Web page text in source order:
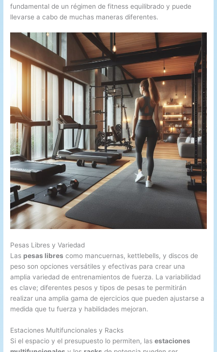
fundamental de un régimen de fitness equilibrado y puede
llevarse a cabo de muchas maneras diferentes.
Pesas Libres y Variedad
Las pesas libres como mancuernas, kettlebells, y discos de
peso son opciones versátiles y efectivas para crear una
amplia variedad de entrenamientos de fuerza. La variabilidad
es clave; diferentes pesos y tipos de pesas te permitirán
realizar una amplia gama de ejercicios que pueden ajustarse a
medida que tu fuerza y habilidades mejoran.
Estaciones Multifuncionales y Racks
Si el espacio y el presupuesto lo permiten, lasestaciones